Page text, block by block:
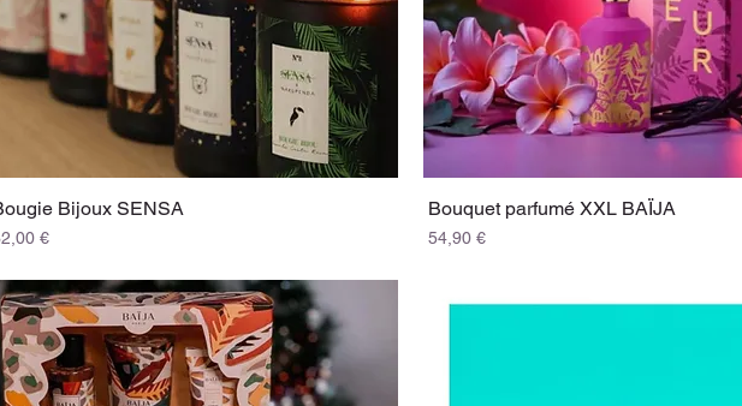
Bijoux SENSA
€
Bouquet parfumé XXL BAÏJA
Prix
54,90 €